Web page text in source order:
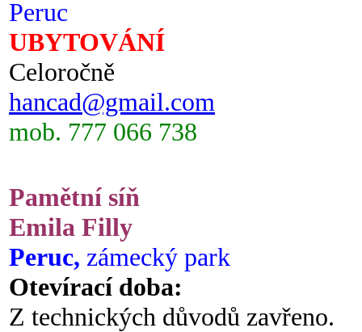
Peruc
UBYTOVÁNÍ
Celoročně
hancad@gmail.com
mob. 777 066 738
Pamětní síň
Emila Filly
Peruc, zámecký park
Otevírací doba:
Z technických důvodů zavřeno.